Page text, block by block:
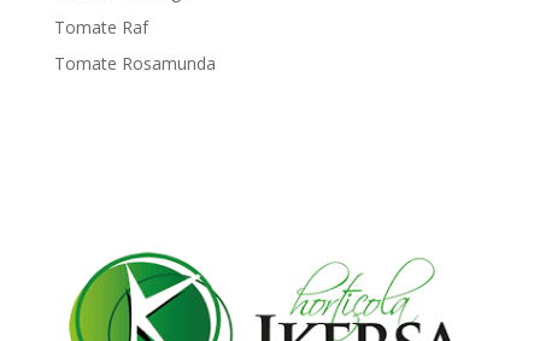
Tomate Raf
Tomate Rosamunda